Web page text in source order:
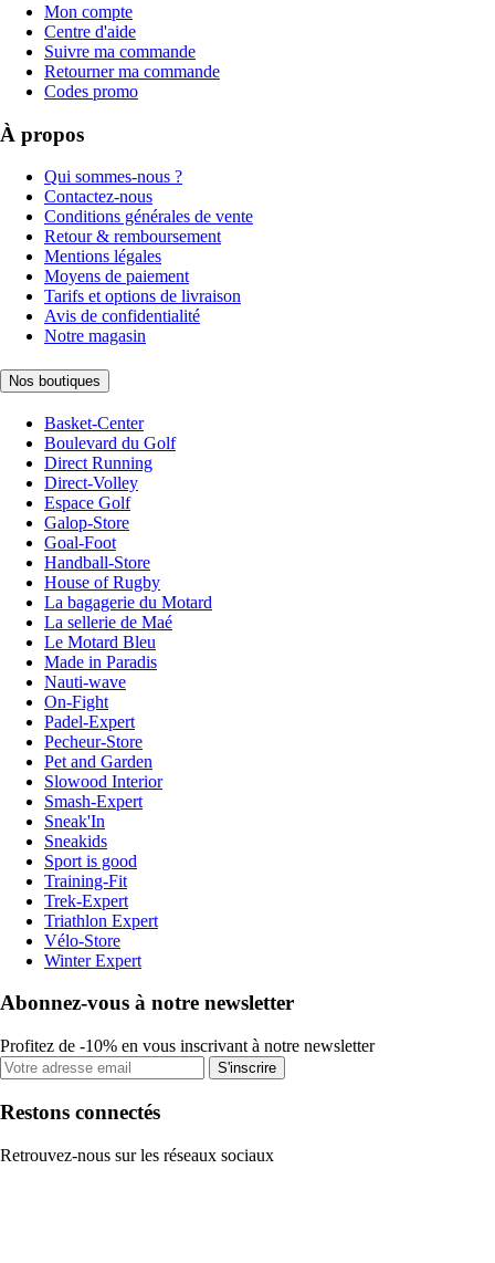
Mon compte
Centre d'aide
Suivre ma commande
Retourner ma commande
Codes promo
À propos
Qui sommes-nous ?
Contactez-nous
Conditions générales de vente
Retour & remboursement
Mentions légales
Moyens de paiement
Tarifs et options de livraison
Avis de confidentialité
Notre magasin
Nos boutiques
Basket-Center
Boulevard du Golf
Direct Running
Direct-Volley
Espace Golf
Galop-Store
Goal-Foot
Handball-Store
House of Rugby
La bagagerie du Motard
La sellerie de Maé
Le Motard Bleu
Made in Paradis
Nauti-wave
On-Fight
Padel-Expert
Pecheur-Store
Pet and Garden
Slowood Interior
Smash-Expert
Sneak'In
Sneakids
Sport is good
Training-Fit
Trek-Expert
Triathlon Expert
Vélo-Store
Winter Expert
Abonnez-vous à notre newsletter
Profitez de -10% en vous inscrivant à notre newsletter
S'inscrire
Restons connectés
Retrouvez-nous sur les réseaux sociaux